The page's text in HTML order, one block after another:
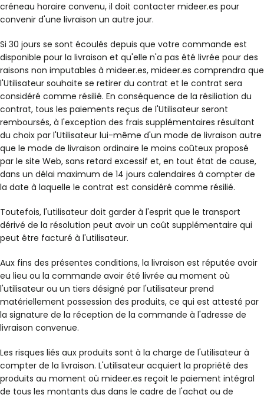
créneau horaire convenu, il doit contacter mideer.es pour
convenir d'une livraison un autre jour.
Si 30 jours se sont écoulés depuis que votre commande est
disponible pour la livraison et qu'elle n'a pas été livrée pour des
raisons non imputables à mideer.es, mideer.es comprendra que
l'Utilisateur souhaite se retirer du contrat et le contrat sera
considéré comme résilié. En conséquence de la résiliation du
contrat, tous les paiements reçus de l'Utilisateur seront
remboursés, à l'exception des frais supplémentaires résultant
du choix par l'Utilisateur lui-même d'un mode de livraison autre
que le mode de livraison ordinaire le moins coûteux proposé
par le site Web, sans retard excessif et, en tout état de cause,
dans un délai maximum de 14 jours calendaires à compter de
la date à laquelle le contrat est considéré comme résilié.
Toutefois, l'utilisateur doit garder à l'esprit que le transport
dérivé de la résolution peut avoir un coût supplémentaire qui
peut être facturé à l'utilisateur.
Aux fins des présentes conditions, la livraison est réputée avoir
eu lieu ou la commande avoir été livrée au moment où
l'utilisateur ou un tiers désigné par l'utilisateur prend
matériellement possession des produits, ce qui est attesté par
la signature de la réception de la commande à l'adresse de
livraison convenue.
Les risques liés aux produits sont à la charge de l'utilisateur à
compter de la livraison. L'utilisateur acquiert la propriété des
produits au moment où mideer.es reçoit le paiement intégral
de tous les montants dus dans le cadre de l'achat ou de